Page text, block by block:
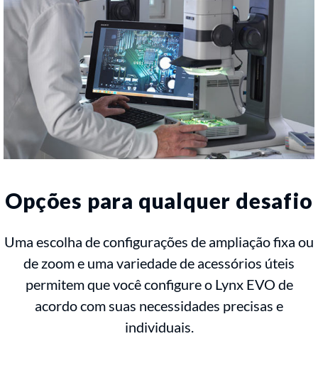
Opções para qualquer desafio
Uma escolha de configurações de ampliação fixa ou
de zoom e uma variedade de acessórios úteis
permitem que você configure o Lynx EVO de
acordo com suas necessidades precisas e
individuais.